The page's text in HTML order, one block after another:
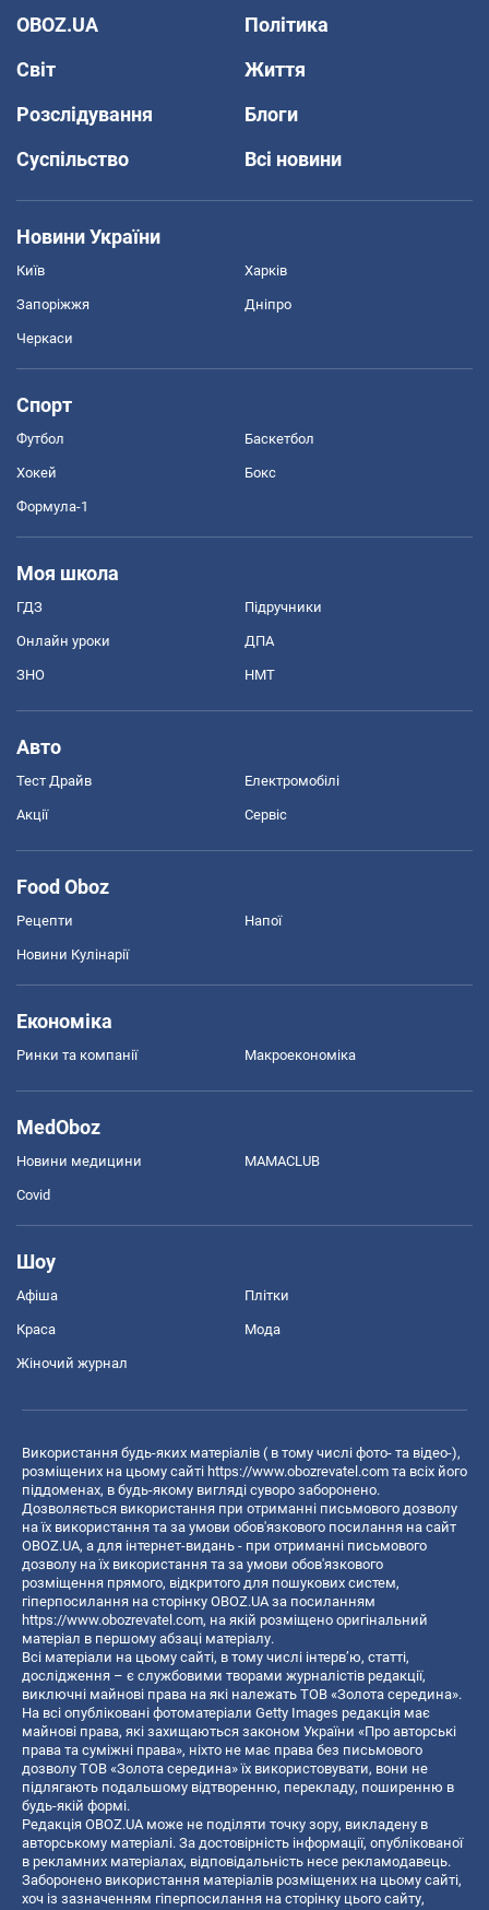
OBOZ.UA
Політика
Світ
Життя
Розслідування
Блоги
Суспільство
Всі новини
Новини України
Київ Харків
Запоріжжя Дніпро
Черкаси
Спорт
Футбол Баскетбол
Хокей Бокс
Формула-1
Моя школа
ГДЗ Підручники
Онлайн уроки ДПА
ЗНО НМТ
Авто
Тест Драйв Електромобілі
Акції Сервіс
Food Oboz
Рецепти Напої
Новини Кулінарії
Економіка
Ринки та компанії Макроекономіка
MedOboz
Новини медицини MAMACLUB
Covid
Шоу
Афіша Плітки
Краса Мода
Жіночий журнал
Використання будь-яких матеріалів ( в тому числі фото- та відео-),
розміщених на цьому сайті https://www.obozrevatel.com та всіх його
піддоменах, в будь-якому вигляді суворо заборонено.
Дозволяється використання при отриманні письмового дозволу
на їх використання та за умови обов'язкового посилання на сайт
OBOZ.UA, а для інтернет-видань - при отриманні письмового
дозволу на їх використання та за умови обов'язкового
розміщення прямого, відкритого для пошукових систем,
гіперпосилання на сторінку OBOZ.UA за посиланням
https://www.obozrevatel.com, на якій розміщено оригінальний
матеріал в першому абзаці матеріалу.
Всі матеріали на цьому сайті, в тому числі інтерв’ю, статті,
дослідження – є службовими творами журналістів редакції,
виключні майнові права на які належать ТОВ «Золота середина».
На всі опубліковані фотоматеріали Getty Images редакція має
майнові права, які захищаються законом України «Про авторські
права та суміжні права», ніхто не має права без письмового
дозволу ТОВ «Золота середина» їх використовувати, вони не
підлягають подальшому відтворенню, перекладу, поширенню в
будь-якій формі.
Редакція OBOZ.UA може не поділяти точку зору, викладену в
авторському матеріалі. За достовірність інформації, опублікованої
в рекламних матеріалах, відповідальність несе рекламодавець.
Заборонено використання матеріалів розміщених на цьому сайті,
хоч із зазначенням гіперпосилання на сторінку цього сайту,